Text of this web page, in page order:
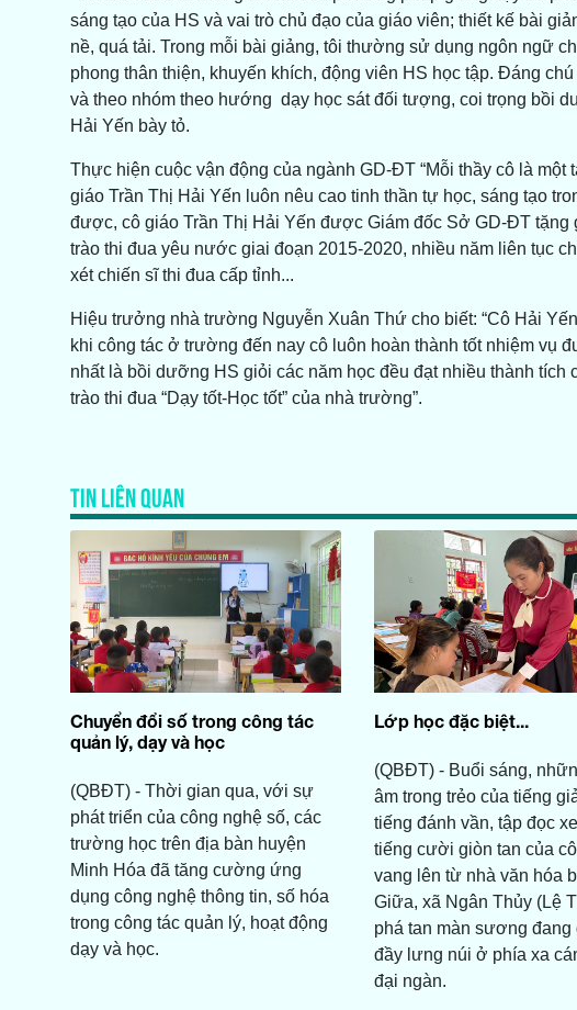
sáng tạo của HS và vai trò chủ đạo của giáo viên; thiết kế bài
nề, quá tải. Trong mỗi bài giảng, tôi thường sử dụng ngôn ngữ
phong thân thiện, khuyến khích, động viên HS học tập. Đáng
và theo nhóm theo hướng dạy học sát đối tượng, coi trọng bồi
Hải Yến bày tỏ.
Thực hiện cuộc vận động của ngành GD-ĐT “Mỗi thầy cô là
giáo Trần Thị Hải Yến luôn nêu cao tinh thần tự học, sáng tạo
được, cô giáo Trần Thị Hải Yến được Giám đốc Sở GD-ĐT tặng
trào thi đua yêu nước giai đoạn 2015-2020, nhiều năm liên tục
xét chiến sĩ thi đua cấp tỉnh...
Hiệu trưởng nhà trường Nguyễn Xuân Thứ cho biết: “Cô Hải
khi công tác ở trường đến nay cô luôn hoàn thành tốt nhiệm vụ
nhất là bồi dưỡng HS giỏi các năm học đều đạt nhiều thành
trào thi đua “Dạy tốt-Học tốt” của nhà trường”.
TIN LIÊN QUAN
Chuyển đổi số trong công tác
quản lý, dạy và học
(QBĐT) - Thời gian qua, với sự
phát triển của công nghệ số, các
trường học trên địa bàn huyện
Minh Hóa đã tăng cường ứng
dụng công nghệ thông tin, số hóa
trong công tác quản lý, hoạt động
dạy và học.
Lớp học đặc biệt...
(QBĐT) - Buổi sáng,
âm trong trẻo của tiếng
tiếng đánh vần, tập đọc
tiếng cười giòn tan của
vang lên từ nhà văn hóa
Giữa, xã Ngân Thủy (Lệ
phá tan màn sương đang
đầy lưng núi ở phía xa
đại ngàn.